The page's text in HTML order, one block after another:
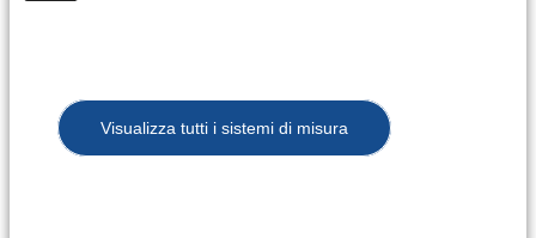
Visualizza tutti i sistemi di misura